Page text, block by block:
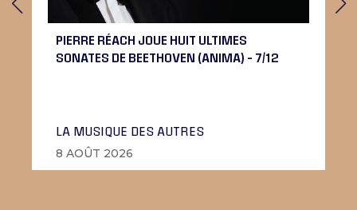
PIERRE RÉACH JOUE HUIT ULTIMES
SONATES DE BEETHOVEN (ANIMA) – 7/12
LA MUSIQUE DES AUTRES
8 AOÛT 2026